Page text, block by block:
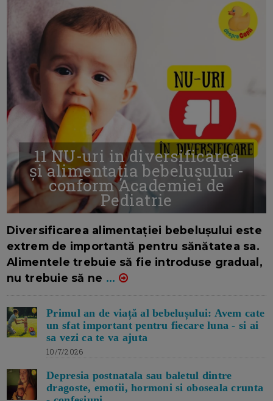
11 NU-uri in diversificarea
și alimentația bebelușului -
conform Academiei de
Pediatrie
Diversificarea alimentației bebelușului este
extrem de importantă pentru sănătatea sa.
Alimentele trebuie să fie introduse gradual,
nu trebuie să ne ...
Primul an de viață al bebelușului: Avem cate
un sfat important pentru fiecare luna - si ai
sa vezi ca te va ajuta
10/7/2026
Depresia postnatala sau baletul dintre
dragoste, emotii, hormoni si oboseala crunta